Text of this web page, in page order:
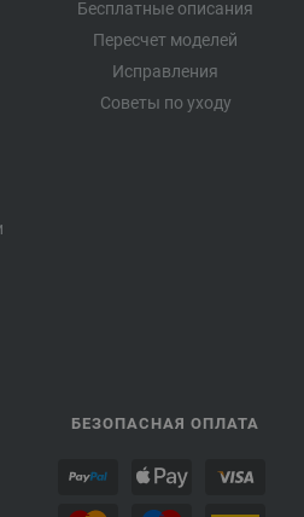
Бесплатные описания
Пересчет моделей
Исправления
Советы по уходу
БЕЗОПАСНАЯ ОПЛАТА